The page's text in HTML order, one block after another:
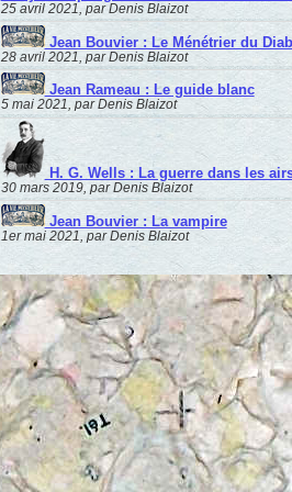
25 avril 2021, par Denis Blaizot
Jean Bouvier : Le Ménétrier du
28 avril 2021, par Denis Blaizot
Jean Rameau : Le guide blanc
5 mai 2021, par Denis Blaizot
H. G. Wells : La guerre dans les
30 mars 2019, par Denis Blaizot
Jean Bouvier : La vampire
1er mai 2021, par Denis Blaizot